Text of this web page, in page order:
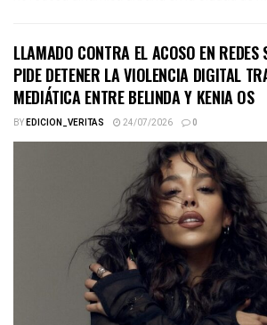
LLAMADO CONTRA EL ACOSO EN REDES
PIDE DETENER LA VIOLENCIA DIGITAL
MEDIÁTICA ENTRE BELINDA Y KENIA OS
BYEDICION_VERITAS 24/07/2026 0